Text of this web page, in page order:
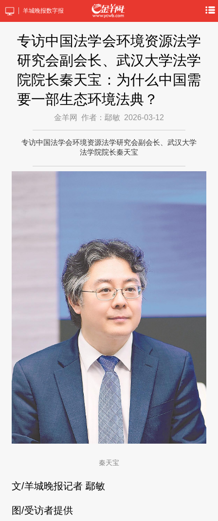
羊城晚报数字报
专访中国法学会环境资源法学
研究会副会长、武汉大学法学
院院长秦天宝：为什么中国需
要一部生态环境法典？
金羊网 作者：鄢敏 2026-03-12
专访中国法学会环境资源法学研究会副会长、武汉大学
法学院院长秦天宝
秦天宝
文/羊城晚报记者 鄢敏
图/受访者提供